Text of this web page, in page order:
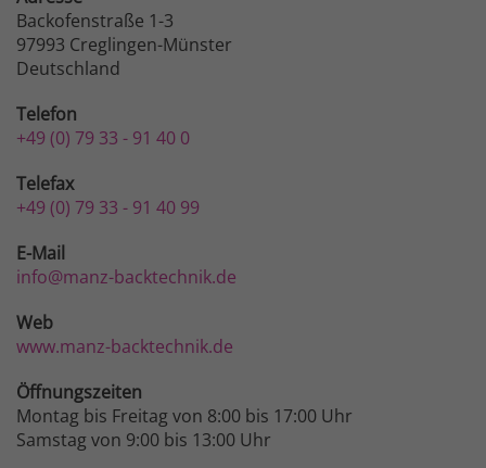
Backofenstraße 1-3
97993 Creglingen-Münster
Deutschland
Telefon
+49 (0) 79 33 - 91 40 0
Telefax
+49 (0) 79 33 - 91 40 99
E-Mail
info@manz-backtechnik.de
Web
www.manz-backtechnik.de
Öffnungszeiten
Montag bis Freitag von 8:00 bis 17:00 Uhr
Samstag von 9:00 bis 13:00 Uhr